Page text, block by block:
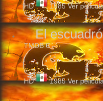
HD 1985 Ver
El
TMDB6
HD 1985 Ver